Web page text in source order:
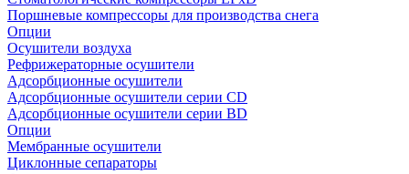
Поршневые компрессоры для производства снега
Опции
Осушители воздуха
Рефрижераторные осушители
Адсорбционные осушители
Адсорбционные осушители серии CD
Адсорбционные осушители серии BD
Опции
Мембранные осушители
Циклонные сепараторы